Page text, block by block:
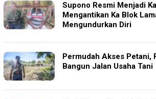
Supono Resmi Menjadi
Mengantikan Ka Blok
Mengundurkan Diri
Permudah Akses Petani,
Bangun Jalan Usaha Tani